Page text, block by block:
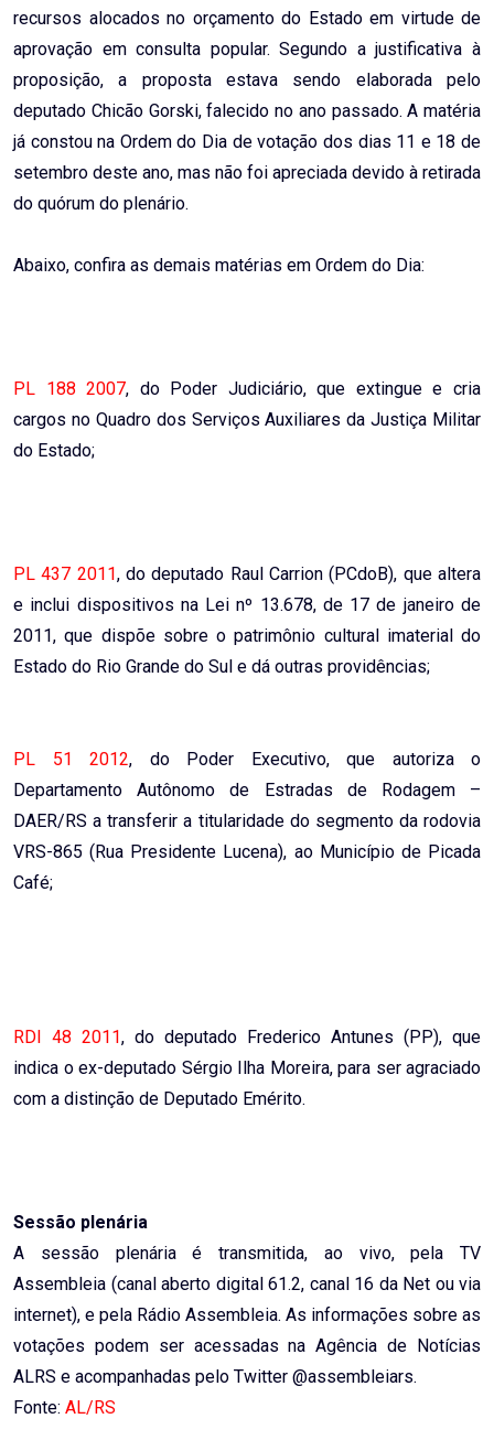
recursos alocados no orçamento do Estado em virtude de
aprovação em consulta popular. Segundo a justificativa à
proposição, a proposta estava sendo elaborada pelo
deputado Chicão Gorski, falecido no ano passado. A matéria
já constou na Ordem do Dia de votação dos dias 11 e 18 de
setembro deste ano, mas não foi apreciada devido à retirada
do quórum do plenário.
Abaixo, confira as demais matérias em Ordem do Dia:
PL 188 2007, do Poder Judiciário, que extingue e cria
cargos no Quadro dos Serviços Auxiliares da Justiça Militar
do Estado;
PL 437 2011, do deputado Raul Carrion (PCdoB), que altera
e inclui dispositivos na Lei nº 13.678, de 17 de janeiro de
2011, que dispõe sobre o patrimônio cultural imaterial do
Estado do Rio Grande do Sul e dá outras providências;
PL 51 2012, do Poder Executivo, que autoriza o
Departamento Autônomo de Estradas de Rodagem –
DAER/RS a transferir a titularidade do segmento da rodovia
VRS-865 (Rua Presidente Lucena), ao Município de Picada
Café;
RDI 48 2011, do deputado Frederico Antunes (PP), que
indica o ex-deputado Sérgio Ilha Moreira, para ser agraciado
com a distinção de Deputado Emérito.
Sessão plenária
A sessão plenária é transmitida, ao vivo, pela TV
Assembleia (canal aberto digital 61.2, canal 16 da Net ou via
internet), e pela Rádio Assembleia. As informações sobre as
votações podem ser acessadas na Agência de Notícias
ALRS e acompanhadas pelo Twitter @assembleiars.
Fonte: AL/RS